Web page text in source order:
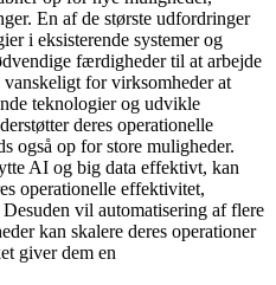
En af de største udfordringer
i eksisterende systemer og
færdigheder til at arbejde
for virksomheder at
teknologier og udvikle
deres operationelle
også op for store muligheder.
AI og big data effektivt, kan
operationelle effektivitet,
vil automatisering af flere
kan skalere deres operationer
giver dem en